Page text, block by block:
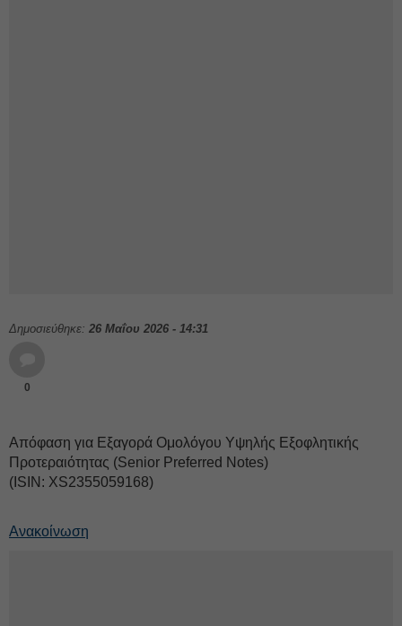
Δημοσιεύθηκε: 26 Μαΐου 2026 - 14:31
0
Απόφαση για Εξαγορά Ομολόγου Υψηλής Εξοφλητικής
Προτεραιότητας (Senior Preferred Notes)
(ISIN: XS2355059168)
Ανακοίνωση